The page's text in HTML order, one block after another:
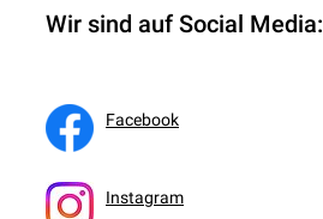
Wir sind auf Social Media:
Facebook
Instagram